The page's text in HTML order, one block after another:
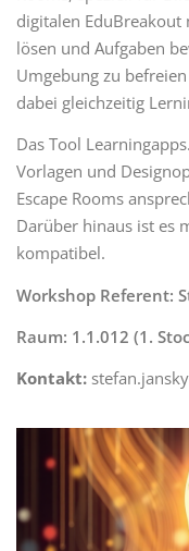
digitalen EduBreakout
lösen und Aufgaben
Umgebung zu
dabei gleichzeitig
Das Tool
Vorlagen und
Escape Rooms
Darüber hinaus ist es
kompatibel.
Workshop Referent:
Raum: 1.1.012 (1.
Kontakt: